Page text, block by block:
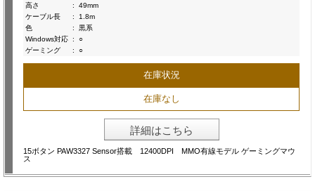
高さ
:
49mm
ケーブル長
:
1.8m
色
:
黒系
Windows対応 :
○
ゲーミング
: ○
在庫状況
在庫なし
詳細はこちら
15ボタン PAW3327 Sensor搭載 12400DPI MMO有線モデル ゲーミングマウ
ス